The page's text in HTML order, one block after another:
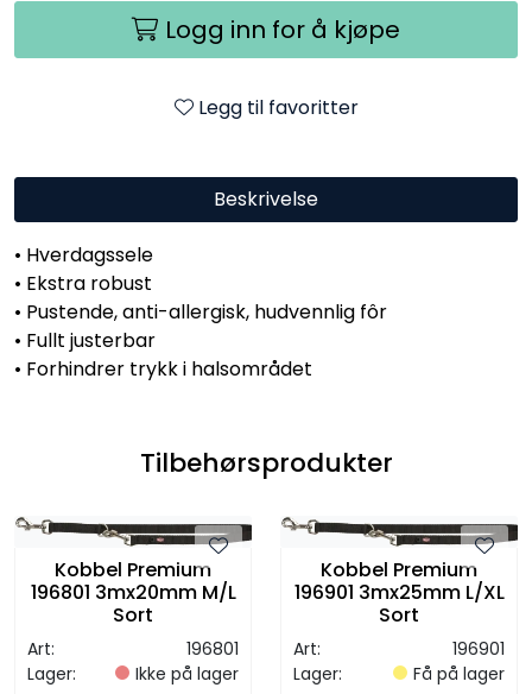
Logg inn for å kjøpe
Legg til favoritter
Beskrivelse
• Hverdagssele
• Ekstra robust
• Pustende, anti-allergisk, hudvennlig fôr
• Fullt justerbar
• Forhindrer trykk i halsområdet
Tilbehørsprodukter
Kobbel Premium
196801 3mx20mm M/L
Sort
Art:
196801
Lager:
Ikke på lager
Kobbel Premium
196901 3mx25mm L/XL
Sort
Art:
196901
Lager:
Få på lager